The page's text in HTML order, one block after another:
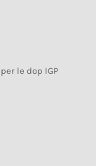
le dop IGP